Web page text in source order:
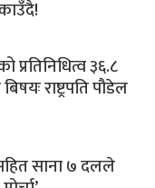
३६.८
राष्ट्रपति पौडेल
साना ७ दलले